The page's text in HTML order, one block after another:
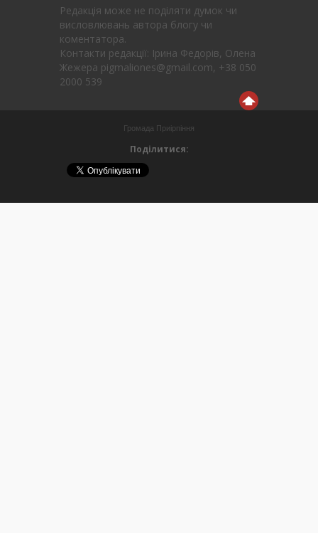
Редакція може не поділяти думок чи
висловлювань автора блогу чи
коментатора.
Контакти редакції: Ірина Федорів, Олена
Жежера pigmaliones@gmail.com, +38 050
2000 539
Громада Приірпіння
Поділитися: